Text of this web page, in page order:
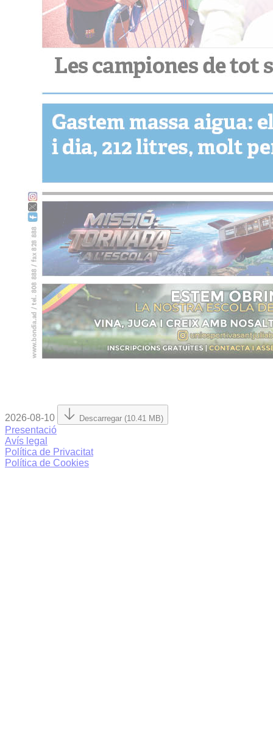
2026-08-10 Descarregar (10.41 MB)
Presentació
Avís legal
Política de Privacitat
Política de Cookies